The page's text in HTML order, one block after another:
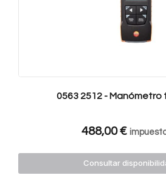
0563 2512 - Manómetro
488,00€
Consultar